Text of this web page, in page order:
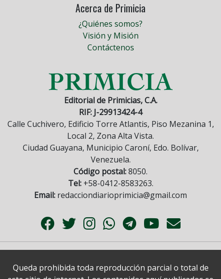
Acerca de Primicia
¿Quiénes somos?
Visión y Misión
Contáctenos
Editorial de Primicias, C.A.
RIF: J-29913424-4
Calle Cuchivero, Edificio Torre Atlantis, Piso Mezanina 1,
Local 2, Zona Alta Vista.
Ciudad Guayana, Municipio Caroní, Edo. Bolívar,
Venezuela.
Código postal:8050.
Tel:+58-0412-8583263.
Email: redacciondiarioprimicia@gmail.com
Queda prohibida toda reproducción parcial o total de